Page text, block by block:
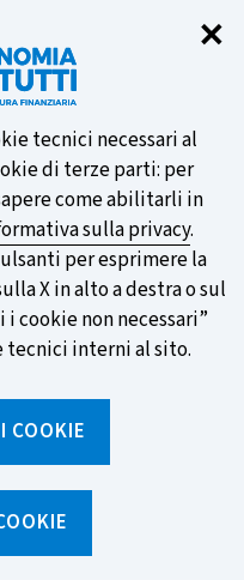
✕
tecnici necessari al
di terze parti: per
come abilitarli in
sulla privacy.
per esprimere la
X in alto a destra o sul
non necessari”
tecnici interni al sito.
COOKIE
della BCE
e vota la tua